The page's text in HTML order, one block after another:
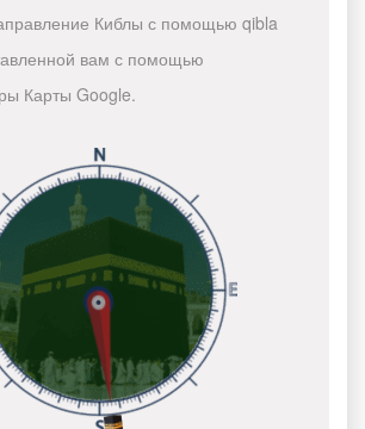
Киблы с помощью qibla
вам с помощью
Карты Google.